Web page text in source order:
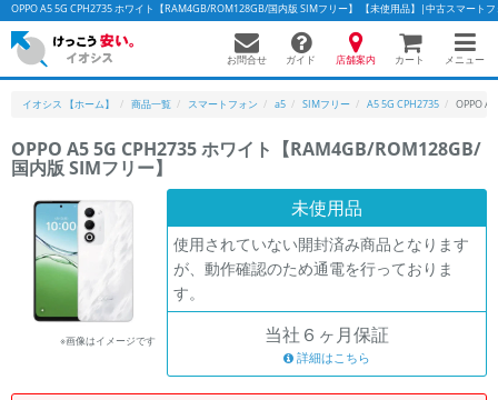
OPPO A5 5G CPH2735 ホワイト【RAM4GB/ROM128GB/国内版 SIMフリー】 【未使用品】|中古スマート
お問合せ ガイド 店舗案内 カート メニュー
イオシス 【ホーム】 商品一覧 スマートフォン a5 SIMフリー A5 5G CPH2735 OPPO
OPPO A5 5G CPH2735 ホワイト【RAM4GB/ROM128GB/
国内版 SIMフリー】
※画像はイメージです
未使用品
使用されていない開封済み商品となります
が、動作確認のため通電を行っておりま
す。
当社６ヶ月保証
詳細はこちら
かんたんパソコン検索に切り替える
フリーワード
除外ワード
人気の検索ワード：Let's note